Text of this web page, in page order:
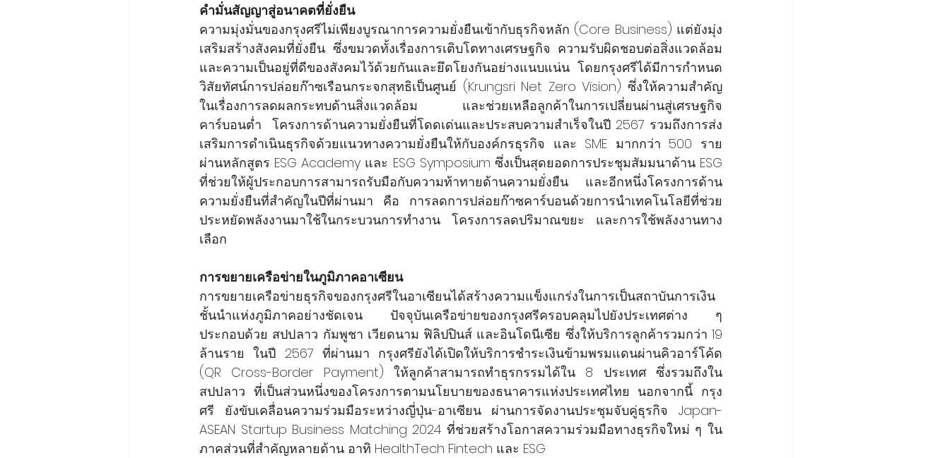
คำมั่นสัญญาสู่อนาคตที่ยั่งยืน
ความมุ่งมั่นของกรุงศรีไม่เพียงบูรณาการความยั่งยืนเข้ากับธุรกิจหลัก (Core Business) แต่ยังมุ่ง
เสริมสร้างสังคมที่ยั่งยืน ซึ่งขมวดทั้งเรื่องการเติบโตทางเศรษฐกิจ ความรับผิดชอบต่อสิ่งแวดล้อม
และความเป็นอยู่ที่ดีของสังคมไว้ด้วยกันและยึดโยงกันอย่างแนบแน่น โดยกรุงศรีได้มีการกำหนด
วิสัยทัศน์การปล่อยก๊าซเรือนกระจกสุทธิเป็นศูนย์ (Krungsri Net Zero Vision) ซึ่งให้ความสำคัญ
ในเรื่องการลดผลกระทบด้านสิ่งแวดล้อม และช่วยเหลือลูกค้าในการเปลี่ยนผ่านสู่เศรษฐกิจ
คาร์บอนต่ำ  โครงการด้านความยั่งยืนที่โดดเด่นและประสบความสำเร็จในปี 2567 รวมถึงการส่ง
เสริมการดำเนินธุรกิจด้วยแนวทางความยั่งยืนให้กับองค์กรธุรกิจ และ SME มากกว่า 500 ราย
ผ่านหลักสูตร ESG Academy และ ESG Symposium ซึ่งเป็นสุดยอดการประชุมสัมมนาด้าน ESG
ที่ช่วยให้ผู้ประกอบการสามารถรับมือกับความท้าทายด้านความยั่งยืน และอีกหนึ่งโครงการด้าน
ความยั่งยืนที่สำคัญในปีที่ผ่านมา คือ การลดการปล่อยก๊าซคาร์บอนด้วยการนำเทคโนโลยีที่ช่วย
ประหยัดพลังงานมาใช้ในกระบวนการทำงาน โครงการลดปริมาณขยะ และการใช้พลังงานทาง
เลือก
การขยายเครือข่ายในภูมิภาคอาเซียน
การขยายเครือข่ายธุรกิจของกรุงศรีในอาเซียนได้สร้างความแข็งแกร่งในการเป็นสถาบันการเงิน
ชั้นนำแห่งภูมิภาคอย่างชัดเจน ปัจจุบันเครือข่ายของกรุงศรีครอบคลุมไปยังประเทศต่าง ๆ
ประกอบด้วย สปป.ลาว กัมพูชา เวียดนาม ฟิลิปปินส์ และอินโดนีเซีย ซึ่งให้บริการลูกค้ารวมกว่า 19
ล้านราย ในปี 2567 ที่ผ่านมา กรุงศรียังได้เปิดให้บริการชำระเงินข้ามพรมแดนผ่านคิวอาร์โค้ด
(QR Cross-Border Payment) ให้ลูกค้าสามารถทำธุรกรรมได้ใน 8 ประเทศ ซึ่งรวมถึงใน
สปป.ลาว ที่เป็นส่วนหนึ่งของโครงการตามนโยบายของธนาคารแห่งประเทศไทย นอกจากนี้ กรุง
ศรี ยังขับเคลื่อนความร่วมมือระหว่างญี่ปุ่น-อาเซียน ผ่านการจัดงานประชุมจับคู่ธุรกิจ Japan-
ASEAN Startup Business Matching 2024 ที่ช่วยสร้างโอกาสความร่วมมือทางธุรกิจใหม่ ๆ ใน
ภาคส่วนที่สำคัญหลายด้าน อาทิ HealthTech Fintech และ ESG